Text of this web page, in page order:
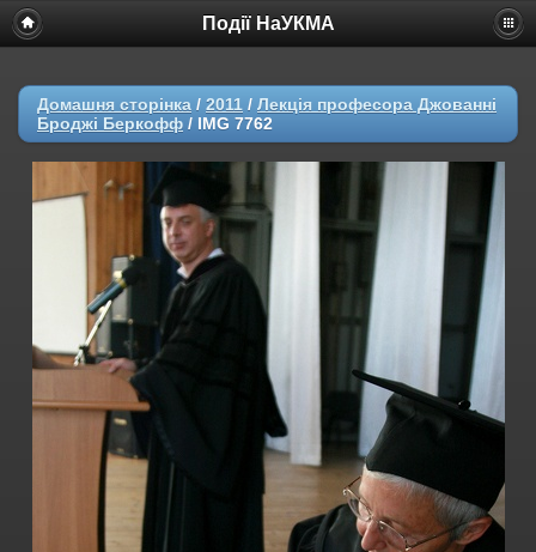
Події НаУКМА
Домашня сторінка / 2011 / Лекція професора Джованні
Броджі Беркофф / IMG 7762